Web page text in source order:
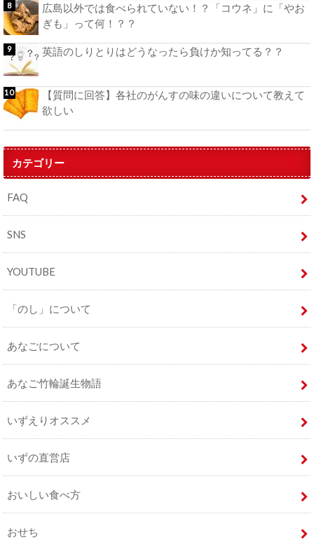
広島以外では食べられていない！？「コウネ」に「やお
ぎも」って何！？？
英語のしりとりはどうなったら負けか知ってる？？
【質問に回答】各社のがんすの味の違いについて教えて
欲しい
カテゴリー
FAQ
SNS
YOUTUBE
「のし」について
あなごについて
あなご竹輪誕生物語
いずえりオススメ
いずの直営店
おいしい食べ方
おせち